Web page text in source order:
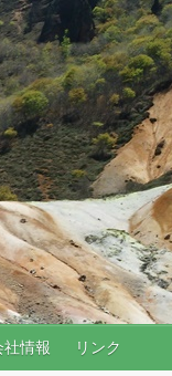
社情報 リンク